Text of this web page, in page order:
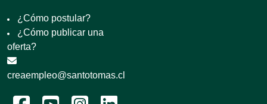
¿Cómo postular?
¿Cómo publicar una
oferta?
creaempleo@santotomas.cl